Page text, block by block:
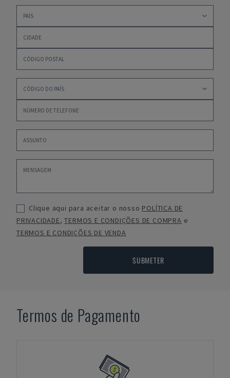
Clique aqui para aceitar o nosso POLÍTICA DE
PRIVACIDADE,TERMOS E CONDIÇÕES DE COMPRA e
TERMOS E CONDIÇÕES DE VENDA
SUBMETER
Termos de Pagamento